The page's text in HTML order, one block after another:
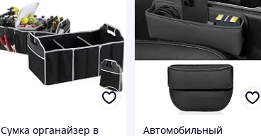
Сумка органайзер в
Автомобильный